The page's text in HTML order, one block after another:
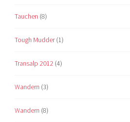
Tauchen (8)
Tough Mudder(1)
Transalp 2012 (4)
Wandern (3)
Wandern (8)